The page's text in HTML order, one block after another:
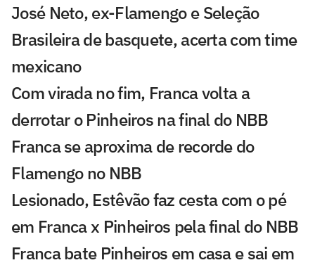
José Neto, ex-Flamengo e Seleção
Brasileira de basquete, acerta com time
mexicano
Com virada no fim, Franca volta a
derrotar o Pinheiros na final do NBB
Franca se aproxima de recorde do
Flamengo no NBB
Lesionado, Estêvão faz cesta com o pé
em Franca x Pinheiros pela final do NBB
Franca bate Pinheiros em casa e sai em